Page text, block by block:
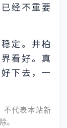
经不重要
定。井柏
看好。真
下去，一
不代表本站新
。